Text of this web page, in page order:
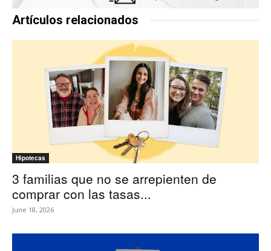
Artículos relacionados
Hipotecas
3 familias que no se arrepienten de
comprar con las tasas...
June 18, 2026